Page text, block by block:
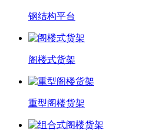
钢结构平台
阁楼式货架
重型阁楼货架